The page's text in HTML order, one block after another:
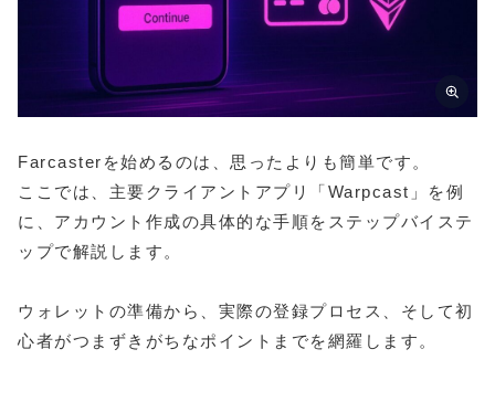
Farcasterを始めるのは、思ったよりも簡単です。
ここでは、主要クライアントアプリ「Warpcast」を例
に、アカウント作成の具体的な手順をステップバイステ
ップで解説します。
ウォレットの準備から、実際の登録プロセス、そして初
心者がつまずきがちなポイントまでを網羅します。